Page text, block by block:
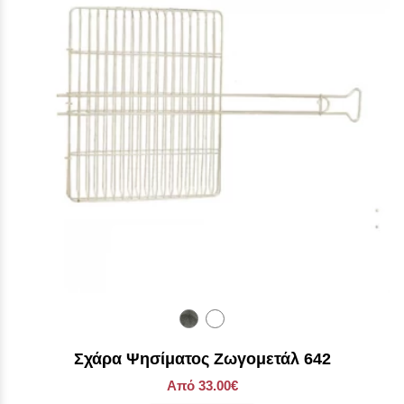
ανοξείδωτο
ματ
Σχάρα Ψησίματος Ζωγομετάλ 642
Από 33.00€